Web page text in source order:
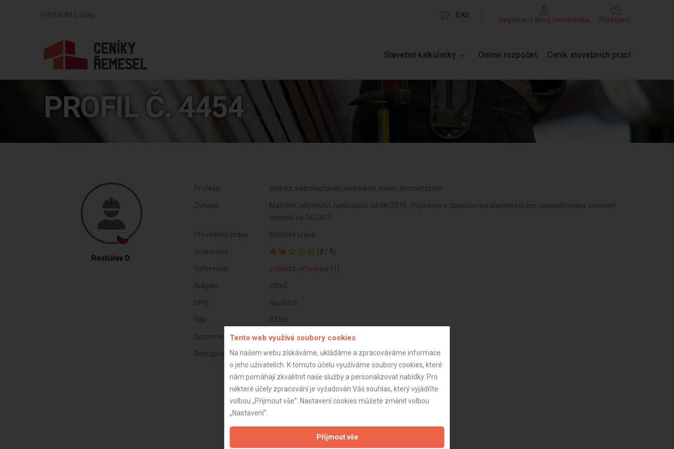
PREMIUM balíčky 0 Kč
Registrace firmy/řemeslníka Přihlášení
Stavební kalkulačky Online rozpočet Ceník stavebních prací
PROFIL Č. 4454
Rostislav D.
Profese: zedníci, sádrokartonáři, elektrikáři, malíři, demontážníci
Živnosti:
Malířství, lakýrnictví, natěračství od 06/2015 , Přípravné a dokončovací stavební práce, specializované stavební
činnosti od 06/2015
Provedené práce: Malířské práce
Hodnocení: ( 2 / 5)
Reference: zobrazit reference (1)
Subjekt: OSVČ
DPH: Neplátce
Věk: 33 let
Datum registrace: 6.9.2021
Dostupnost:
Tento web využívá soubory cookies
Na našem webu získáváme, ukládáme a zpracováváme informace
o jeho uživatelích. K tomuto účelu využíváme soubory cookies, které
nám pomáhají zkvalitnit naše služby a personalizovat nabídky. Pro
některé účely zpracování je vyžadován Váš souhlas, který vyjádříte
volbou „Přijmout vše“. Nastavení cookies můžete změnit volbou
„Nastavení“.
Přijmout vše